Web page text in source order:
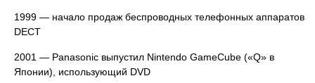
1999 — начало продаж беспроводных телефонных аппаратов
DECT
2001 — Panasonic выпустил Nintendo GameCube («Q» в
Японии), использующий DVD